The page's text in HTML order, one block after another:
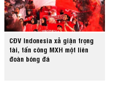
CĐV Indonesia xả giận trọng
tài, tấn công MXH một liên
đoàn bóng đá